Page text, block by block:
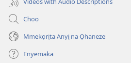
gụọ
ya)
ga-
anọ
ya)
Chọọ
Mmekọrịta Anyị na Ọhaneze
Enyemaka